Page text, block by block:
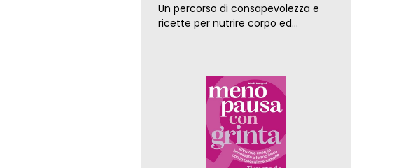
Un percorso di consapevolezza e
ricette per nutrire corpo ed